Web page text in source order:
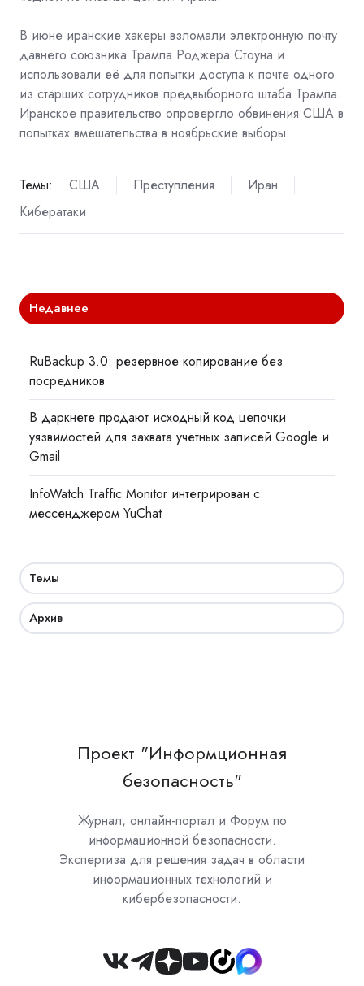
В июне иранские хакеры взломали электронную почту
давнего союзника Трампа Роджера Стоуна и
использовали её для попытки доступа к почте одного
из старших сотрудников предвыборного штаба Трампа.
Иранское правительство опровергло обвинения США в
попытках вмешательства в ноябрьские выборы.
Темы: США Преступления
Иран
Кибератаки
Недавнее
RuBackup 3.0: резервное копирование без
посредников
В даркнете продают исходный код цепочки
уязвимостей для захвата учетных записей Google и
Gmail
InfoWatch Traffic Monitor интегрирован с
мессенджером YuChat
Темы
Архив
Проект "Информционная
безопасность"
Журнал, онлайн-портал и Форум по
информационной безопасности.
Экспертиза для решения задач в области
информационных технологий и
кибербезопасности.
Join